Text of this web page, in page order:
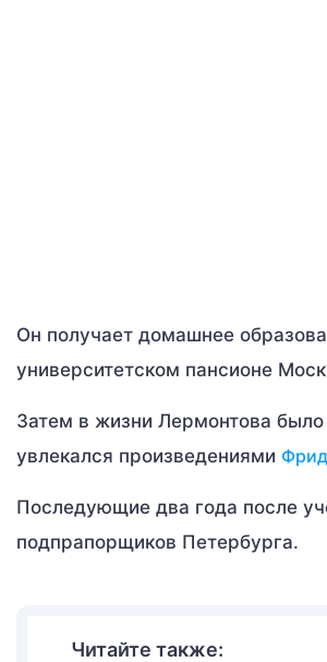
Он получает домашнее
университетском пансионе
Затем в жизни Лермонтова было
увлекался произведениями
Последующие два года после
подпрапорщиков Петербурга.
Читайте также: